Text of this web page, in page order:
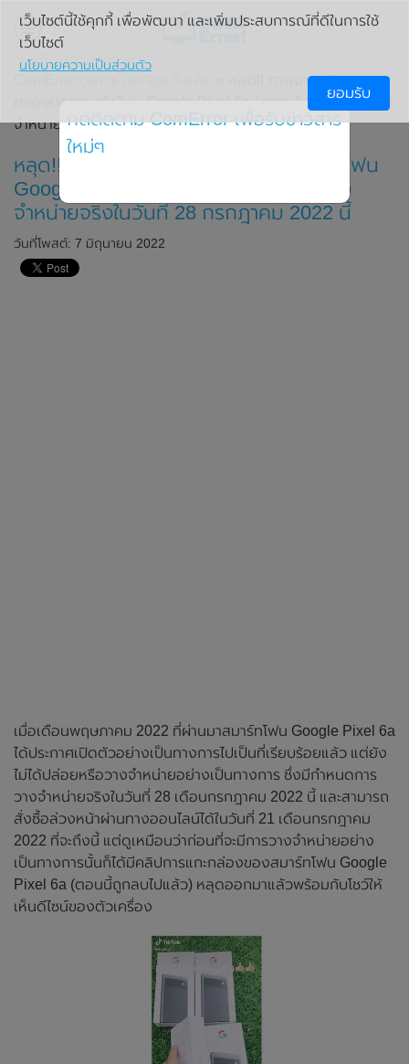
» หลุด!! ภาพจากคลิปแกะ
กล่องของสมาร์ทโฟน Google Pixel 6a (ถูกลบไปแล้ว) ก่อนวาง
จำหน่ายจริงในวันที่ 28 กรกฎาคม 2022 นี้
หลุด!! ภาพจากคลิปแกะกล่องของสมาร์ทโฟน
Google Pixel 6a (ถูกลบไปแล้ว) ก่อนวาง
จำหน่ายจริงในวันที่ 28 กรกฎาคม 2022 นี้
วันที่โพสต์: 7 มิถุนายน 2022
เมื่อเดือนพฤษภาคม 2022 ที่ผ่านมาสมาร์ทโฟน Google Pixel 6a
ได้ประกาศเปิดตัวอย่างเป็นทางการไปเป็นที่เรียบร้อยแล้ว แต่ยัง
ไม่ได้ปล่อยหรือวางจำหน่ายอย่างเป็นทางการ ซึ่งมีกำหนดการ
วางจำหน่ายจริงในวันที่ 28 เดือนกรกฎาคม 2022 นี้ และสามารถ
สั่งซื้อล่วงหน้าผ่านทางออนไลน์ได้ในวันที่ 21 เดือนกรกฎาคม
2022 ที่จะถึงนี้ แต่ดูเหมือนว่าก่อนที่จะมีการวางจำหน่ายอย่าง
เป็นทางการนั้นก็ได้มีคลิปการแกะกล่องของสมาร์ทโฟน Google
Pixel 6a (ตอนนี้ถูกลบไปแล้ว) หลุดออกมาแล้วพร้อมกับโชว์ให้
เห็นดีไซน์ของตัวเครื่อง
เว็บไซต์นี้ใช้คุกกี้ เพื่อพัฒนา และเพิ่มประสบการณ์ที่ดีในการใช้
เว็บไซต์
นโยบายความเป็นส่วนตัว
ยอมรับ
กดติดตาม ComError เพื่อรับข่าวสาร
ใหม่ๆ